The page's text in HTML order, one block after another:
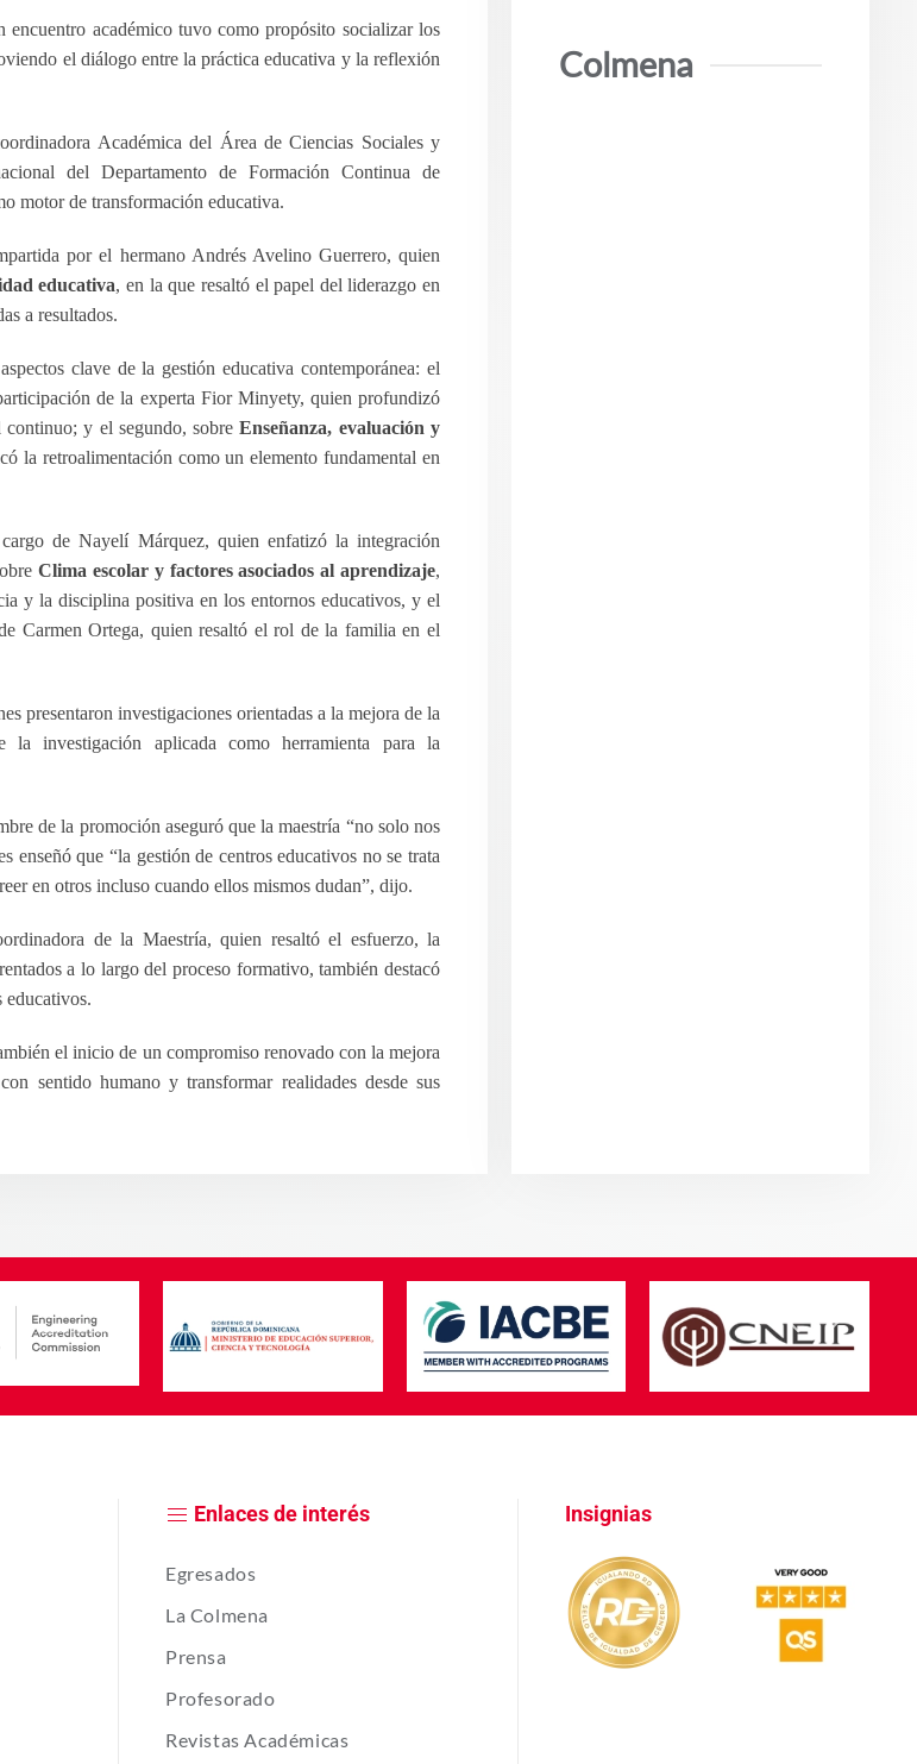
académico tuvo como propósito socializar los
el diálogo entre la práctica educativa y la reflexión
Académica del Área de Ciencias Sociales y
del Departamento de Formación Continua de
motor de transformación educativa.
por el hermano Andrés Avelino Guerrero, quien
educativa, en la que resaltó el papel del liderazgo en
a resultados.
clave de la gestión educativa contemporánea: el
de la experta Fior Minyety, quien profundizó
continuo; y el segundo, sobreEnseñanza, evaluación y
la retroalimentación como un elemento fundamental en
de Nayelí Márquez, quien enfatizó la integración
Clima escolar y factores asociados al aprendizaje,
y la disciplina positiva en los entornos educativos, y el
Carmen Ortega, quien resaltó el rol de la familia en el
presentaron investigaciones orientadas a la mejora de la
la investigación aplicada como herramienta para la
de la promoción aseguró que la maestría “no solo nos
que “la gestión de centros educativos no se trata
en otros incluso cuando ellos mismos dudan”, dijo.
de la Maestría, quien resaltó el esfuerzo, la
a lo largo del proceso formativo, también destacó
educativos.
el inicio de un compromiso renovado con la mejora
sentido humano y transformar realidades desde sus
Colmena
Enlaces de interés
Egresados
La Colmena
Prensa
Profesorado
Revistas Académicas
Insignias